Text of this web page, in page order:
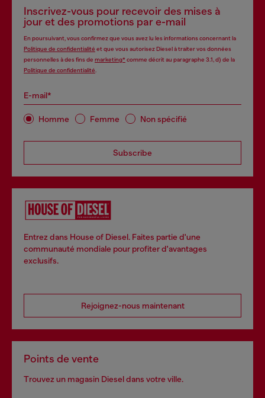
Inscrivez-vous pour recevoir des mises à
jour et des promotions par e-mail
En poursuivant, vous confirmez que vous avez lu les informations concernant la
Politique de confidentialité et que vous autorisez Diesel à traiter vos données
personnelles à des fins de marketing*comme décrit au paragraphe 3.1, d) de la
Politique de confidentialité
E-mail*
Homme Femme Non spécifié
Subscribe
Entrez dans House of Diesel. Faites partie d'une
communauté mondiale pour profiter d'avantages
exclusifs.
Rejoignez-nous maintenant
Points de vente
Trouvez un magasin Diesel dans votre ville.